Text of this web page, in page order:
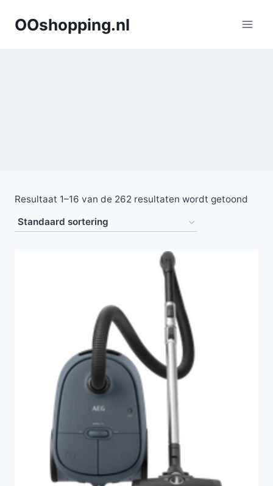
naarOOshopping.nl
Resultaat 1–16 van de 262 resultaten wordt getoond